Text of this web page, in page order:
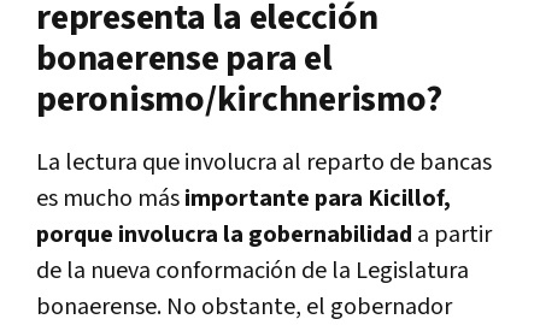
representa la elección
bonaerense para el
peronismo/kirchnerismo?
La lectura que involucra al reparto de bancas
es mucho másimportante para Kicillof,
porque involucra la gobernabilidad a partir
de la nueva conformación de la Legislatura
bonaerense. No obstante, el gobernador